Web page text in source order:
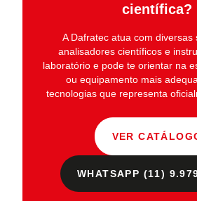
científica?
A Dafratec atua com diversas
analisadores científicos e
laboratórioe pode te orientar na
ou equipamento mais
tecnologias que representa
VER
WHATSAPP (11)